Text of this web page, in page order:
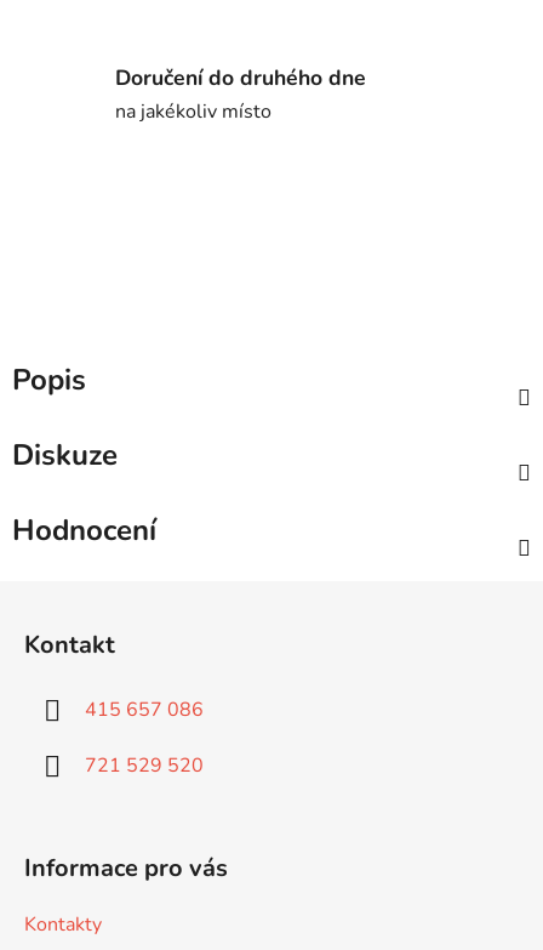
Doručení do druhého dne
na jakékoliv místo
Popis
Diskuze
Hodnocení
Kontakt
415 657 086
721 529 520
Informace pro vás
Kontakty